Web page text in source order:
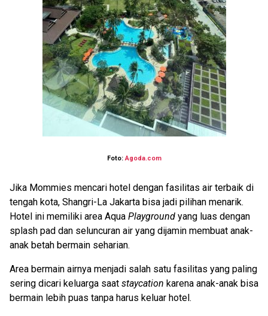
Foto:Agoda.com
Jika Mommies mencari hotel dengan fasilitas air terbaik di
tengah kota, Shangri-La Jakarta bisa jadi pilihan menarik.
Hotel ini memiliki area Aqua Playground yang luas dengan
splash pad dan seluncuran air yang dijamin membuat anak-
anak betah bermain seharian.
Area bermain airnya menjadi salah satu fasilitas yang paling
sering dicari keluarga saat staycation karena anak-anak bisa
bermain lebih puas tanpa harus keluar hotel.